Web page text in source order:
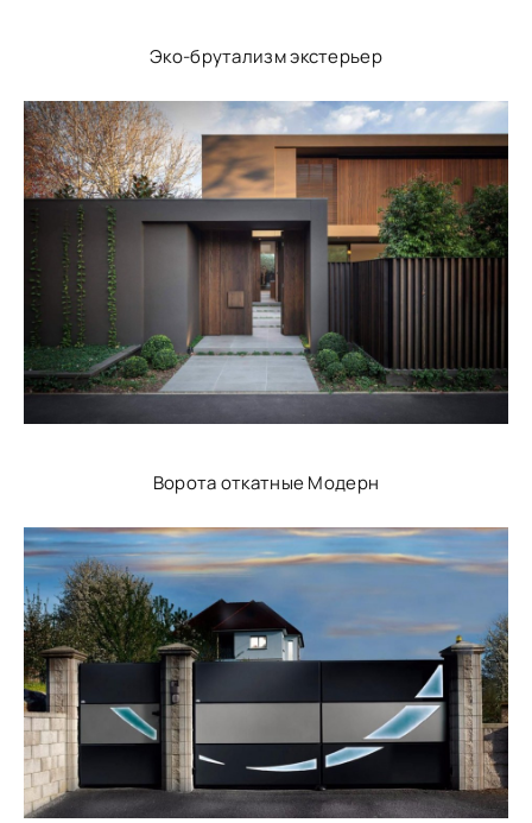
Эко-брутализм экстерьер
Ворота откатные Модерн